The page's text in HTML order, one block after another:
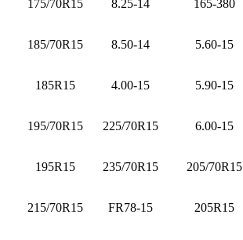
175/70R15 8.25-14 165-380
185/70R15 8.50-14 5.60-15
185R15 4.00-15 5.90-15
195/70R15 225/70R15 6.00-15
195R15 235/70R15 205/70R15
215/70R15 FR78-15 205R15